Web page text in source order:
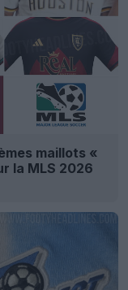
maillots «
la MLS 2026